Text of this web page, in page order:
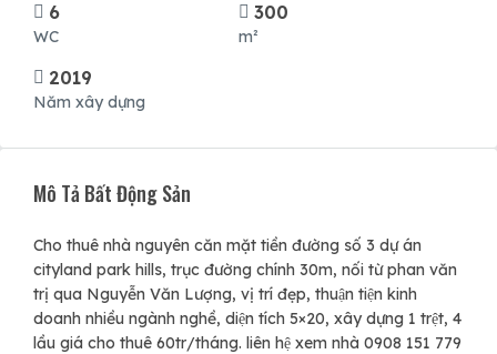
6
WC
300
m²
2019
Năm xây dựng
Mô Tả Bất Động Sản
Cho thuê nhà nguyên căn mặt tiền đường số 3 dự án
cityland park hills, trục đường chính 30m, nối từ phan văn
trị qua Nguyễn Văn Lượng, vị trí đẹp, thuận tiện kinh
doanh nhiều ngành nghề, diện tích 5×20, xây dựng 1 trệt, 4
lầu giá cho thuê 60tr/tháng. liên hệ xem nhà 0908 151 779